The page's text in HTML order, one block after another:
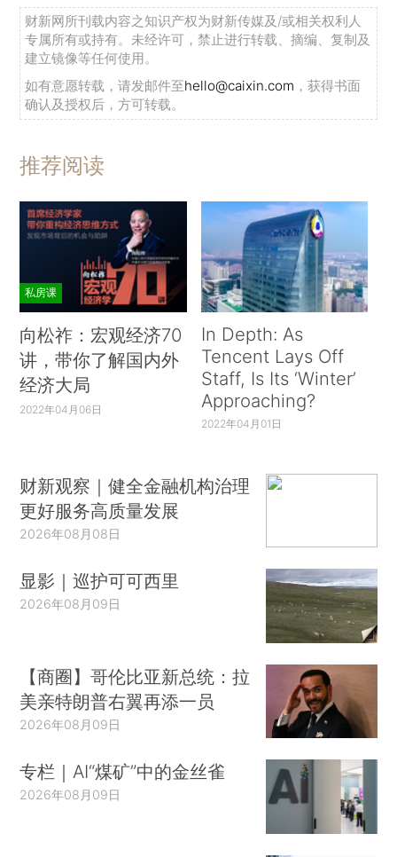
财新网所刊载内容之知识产权为财新传媒及/或相关权利人
专属所有或持有。未经许可，禁止进行转载、摘编、复制及
建立镜像等任何使用。
如有意愿转载，请发邮件至hello@caixin.com ，获得书面
确认及授权后，方可转载。
推荐阅读
私房课
向松祚：宏观经济70
讲，带你了解国内外
经济大局
2022年04月06日
In Depth: As
Tencent Lays Off
Staff, Is Its ‘Winter’
Approaching?
2022年04月01日
财新观察｜健全金融机构治理
更好服务高质量发展
2026年08月08日
显影｜巡护可可西里
2026年08月09日
【商圈】哥伦比亚新总统：拉
美亲特朗普右翼再添一员
2026年08月09日
专栏｜AI“煤矿”中的金丝雀
2026年08月09日